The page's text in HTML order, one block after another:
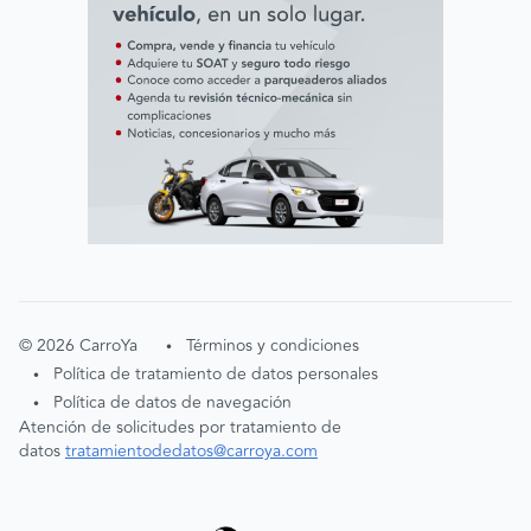
©2026 CarroYa • Términos y condiciones
• Política de tratamiento de datos personales
•
Política de datos de navegación
Atención de solicitudes por tratamiento de
datostratamientodedatos@carroya.com